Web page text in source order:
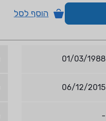
הוסף לסל
01/03/1988
06/12/2015
-